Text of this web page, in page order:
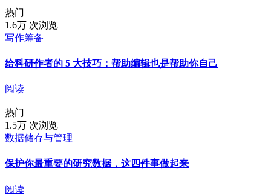
热门
1.6万 次浏览
写作筹备
给科研作者的 5 大技巧：帮助编辑也是帮助你自己
阅读
热门
1.5万 次浏览
数据储存与管理
保护你最重要的研究数据，这四件事做起来
阅读